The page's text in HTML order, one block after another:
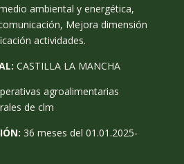
ambiental y energética,
Mejora dimensión
actividades.
CASTILLA LA MANCHA
agroalimentarias
de clm
36 meses del 01.01.2025-